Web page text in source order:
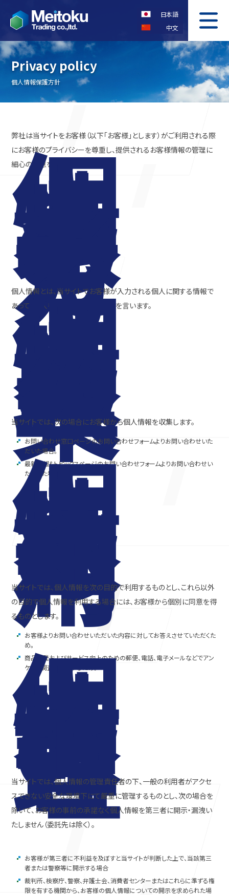
日本語
中文
COMPANY OUR SERVICE
CONTACT US
お問い合わせ
PRIVACY POLICY
個人情報保護方針
Privacy policy
個人情報保護方針
弊社は当サイトをお客様（以下「お客様」とします）がご利用される際
にお客様のプライバシーを尊重し、提供されるお客様情報の管理に
細心の注意を払っています。
個
人
情
報
の
考
え
方
個人情報とは、当サイトでお客様が入力される個人に関する情報で
あって、個人を識別するに足るものを言います。
個
人
情
報
の
収
集
当サイトでは、次の場合にお客様から個人情報を収集します。
お問い合わせ窓口ページのお問い合わせフォームよりお問い合わせいた
だいた場合。
最新情報&トピックスページのお問い合わせフォームよりお問い合わせい
ただいた場合。
個
人
情
報
の
利
用
当サイトでは、個人情報を次の目的で利用するものとし、これら以外
の目的で個人情報を利用する場合には、お客様から個別に同意を得
るものとします。
お客様よりお問い合わせいただいた内容に対してお答えさせていただくた
め。
商品開発およびサービス向上のための郵便、電話、電子メールなどでアン
ケート調査を実施するため。
個
人
情
報
の
管
理
当サイトでは、個人情報の管理責任者の下、一般の利用者がアクセ
スできない安全な環境下にて厳重に管理するものとし、次の場合を
除いて、お客様の事前の承諾なく個人情報を第三者に開示・漏洩い
たしません（委託先は除く）。
お客様が第三者に不利益を及ぼすと当サイトが判断した上で、当該第三
者または警察等に開示する場合
裁判所、検察庁、警察、弁護士会、消費者センターまたはこれらに準ずる権
限を有する機関から、お客様の個人情報についての開示を求められた場